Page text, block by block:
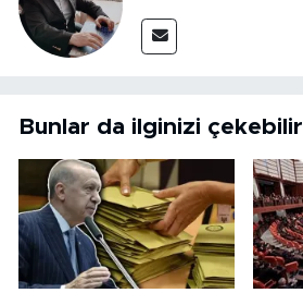
Bunlar da ilginizi çekebilir